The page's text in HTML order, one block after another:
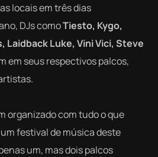
locais em três dias
DJs comoTiesto, Kygo,
Laidback Luke, Vini Vici, Steve
em seus respectivos palcos,
organizado com tudo o que
festival de música deste
um, mas dois palcos